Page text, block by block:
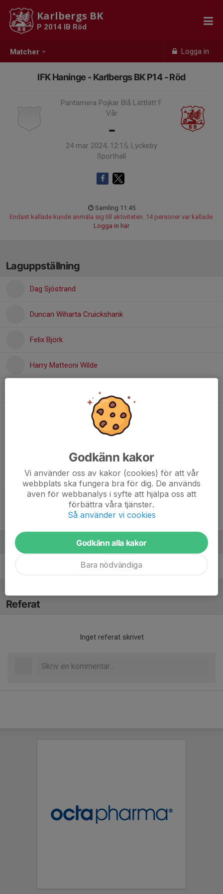
Matcher Logga in
Karlbergs BK
P 2014 IB Röd
IFK Haninge - Karlbergs BK P14 - Röd
Pantamera Pojkar Blå Lättlätt F
Vår
-
24 mar 2024, 12:15, Lyckeby
Sporthall
Samling 11:45
Endast kallade kunde anmäla sig till aktiviteten. 14 personer var kallade.
Logga in här
Laguppställning
Dag Sjöstrand
Duncan Wiharta Cruickshank
Felix Björk
Harry Matteoni Wilde
Viggo Hidemo Bohlin
Ville Ebbesson
Ledare
Mårten SjöstrandLedare
Referat
Inget referat skrivet
Godkänn kakor
Vi använder oss av kakor (cookies) för att vår
webbplats ska fungera bra för dig. De används
även för webbanalys i syfte att hjälpa oss att
förbättra våra tjänster.
Så använder vi cookies
Godkänn alla kakor
Bara nödvändiga